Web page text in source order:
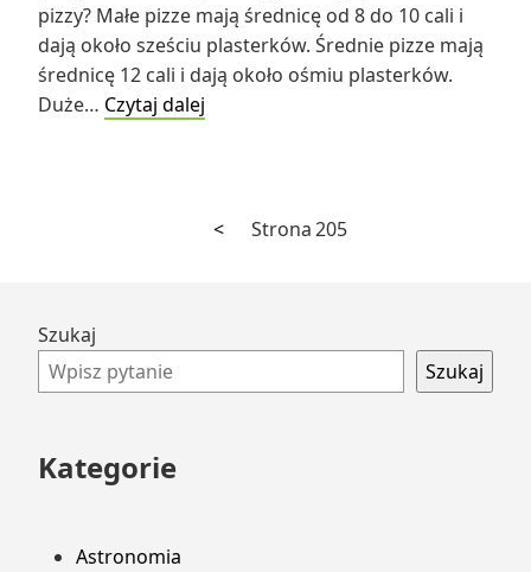
pizzy? Małe pizze mają średnicę od 8 do 10 cali i
dają około sześciu plasterków. Średnie pizze mają
średnicę 12 cali i dają około ośmiu plasterków.
Duże… Czytaj dalej
składającej
StronicowaniePoprzednia
< Strona205
Przejdź
do
stopki
Szukaj
Szukaj
Kategorie
Astronomia